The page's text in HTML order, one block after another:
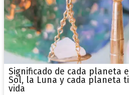
Significado de cada planeta
Sol, la Luna y cada planeta
vida